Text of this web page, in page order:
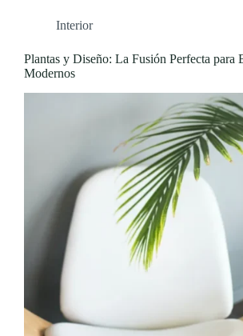
Interior
Plantas y Diseño: La Fusión Perfecta para
Modernos